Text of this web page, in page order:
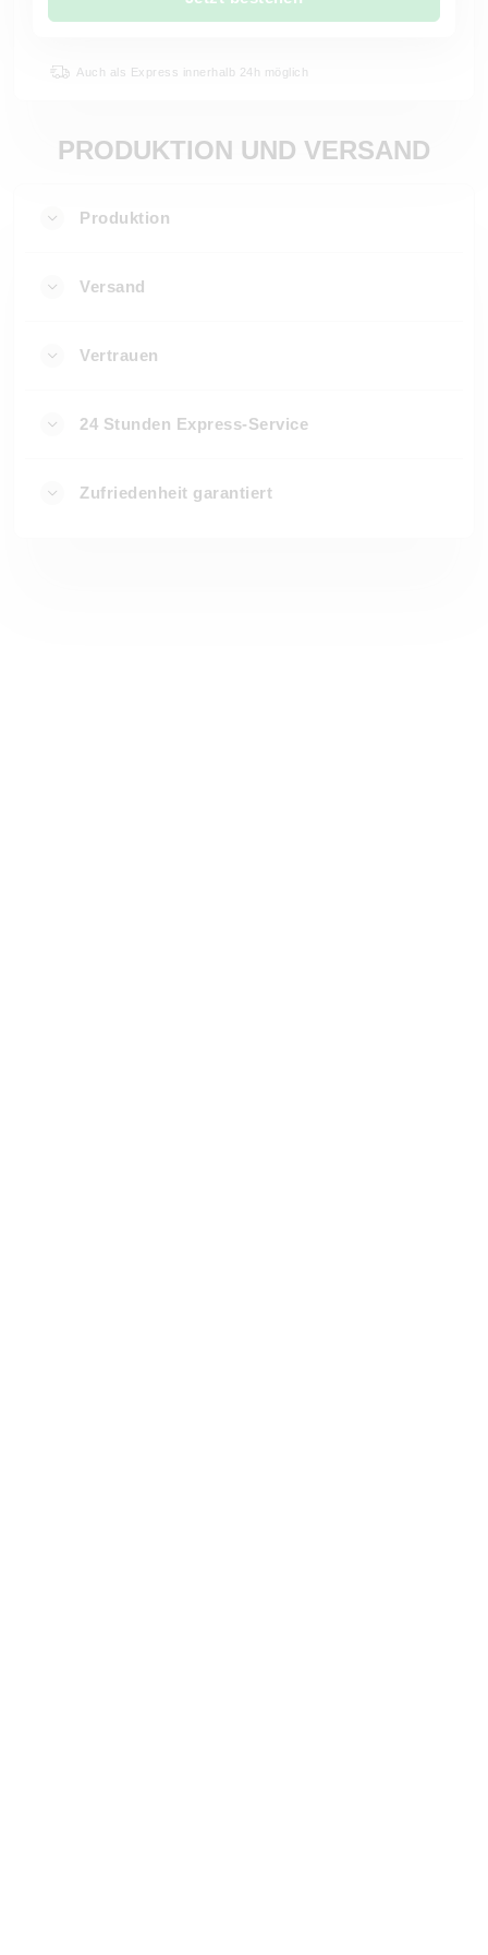
Auch als Express innerhalb 24h möglich
PRODUKTION UND VERSAND
Produktion
Versand
Vertrauen
24 Stunden Express-Service
Zufriedenheit garantiert